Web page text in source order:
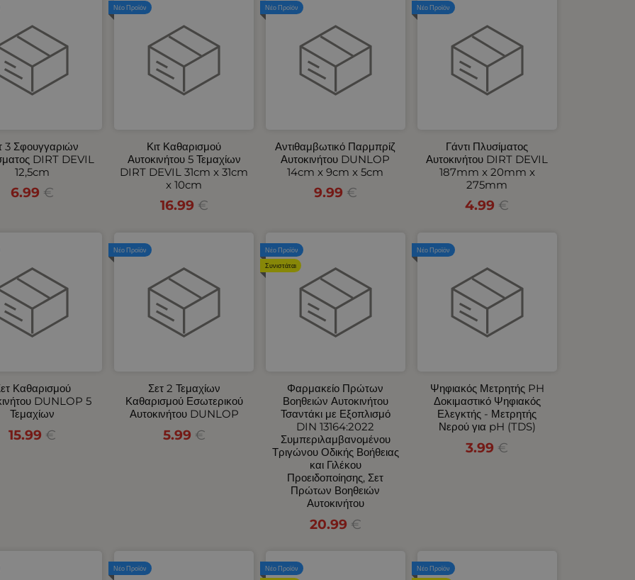
3 Σφουγγαριών
DIRT DEVIL
12,5cm
6.99 €
Κιτ Καθαρισμού
Αυτοκινήτου 5 Τεμαχίων
DIRT DEVIL 31cm x 31cm
x 10cm
16.99 €
Νέο Προϊόν
Αντιθαμβωτικό Παρμπρίζ
Αυτοκινήτου DUNLOP
14cm x 9cm x 5cm
9.99 €
Νέο Προϊόν
Γάντι Πλυσίματος
Αυτοκινήτου DIRT DEVIL
187mm x 20mm x
275mm
4.99 €
Νέο Προϊόν
Καθαρισμού
DUNLOP 5
Τεμαχίων
15.99 €
Σετ 2 Τεμαχίων
Καθαρισμού Εσωτερικού
Αυτοκινήτου DUNLOP
5.99 €
Νέο Προϊόν
Φαρμακείο Πρώτων
Βοηθειών Αυτοκινήτου
Τσαντάκι με Εξοπλισμό
DIN 13164:2022
Συμπεριλαμβανομένου
Τριγώνου Οδικής Βοήθειας
και Γιλέκου
Προειδοποίησης, Σετ
Πρώτων Βοηθειών
Αυτοκινήτου
20.99 €
Νέο Προϊόν
Συνιστάται
Ψηφιακός Μετρητής PH
Δοκιμαστικό Ψηφιακός
Ελεγκτής - Μετρητής
Νερού για pH (TDS)
3.99 €
Νέο Προϊόν
Νέο Προϊόν Νέο Προϊόν Νέο Προϊόν